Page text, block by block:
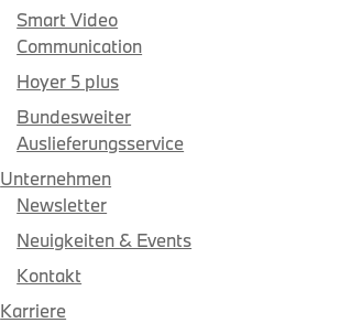
Smart Video
Communication
Hoyer 5 plus
Bundesweiter
Auslieferungsservice
Unternehmen
Newsletter
Neuigkeiten & Events
Kontakt
Karriere